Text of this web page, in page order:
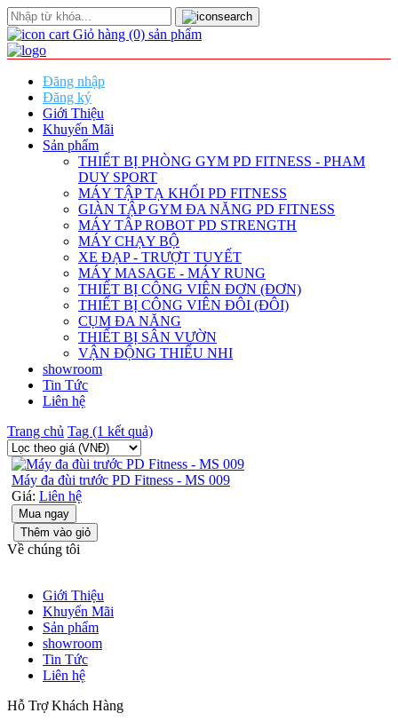
Giỏ hàng (0) sản phẩm
Đăng nhập
Đăng ký
Giới Thiệu
Khuyến Mãi
Sản phẩm
THIẾT BỊ PHÒNG GYM PD FITNESS - PHAM
DUY SPORT
MÁY TẬP TẠ KHỐI PD FITNESS
GIÀN TẬP GYM ĐA NĂNG PD FITNESS
MÁY TÂP ROBOT PD STRENGTH
MÁY CHẠY BỘ
XE ĐẠP - TRƯỢT TUYẾT
MÁY MASAGE - MÁY RUNG
THIẾT BỊ CÔNG VIÊN ĐƠN (ĐƠN)
THIẾT BỊ CÔNG VIÊN ĐÔI (ĐÔI)
CỤM ĐA NĂNG
THIẾT BỊ SÂN VƯỜN
VẬN ĐỘNG THIẾU NHI
showroom
Tin Tức
Liên hệ
Trang chủ Tag (1 kết quả)
Máy đa đùi trước PD Fitness - MS 009
Giá: Liên hệ
Mua ngay
Thêm vào giỏ
Về chúng tôi
Giới Thiệu
Khuyến Mãi
Sản phẩm
showroom
Tin Tức
Liên hệ
Hỗ Trợ Khách Hàng